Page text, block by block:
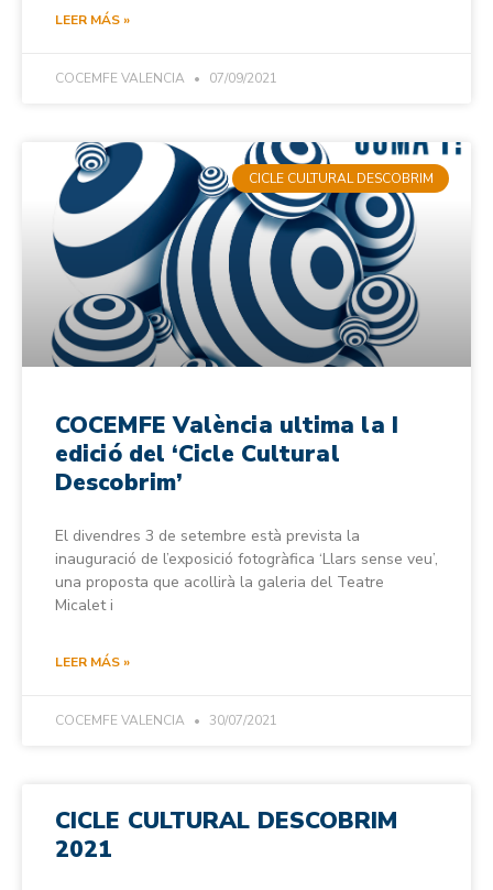
LEER MÁS »
COCEMFE VALENCIA 07/09/2021
CICLE CULTURAL DESCOBRIM
COCEMFE València ultima la I
edició del ‘Cicle Cultural
Descobrim’
El divendres 3 de setembre està prevista la
inauguració de l’exposició fotogràfica ‘Llars sense veu’,
una proposta que acollirà la galeria del Teatre
Micalet i
LEER MÁS »
COCEMFE VALENCIA 30/07/2021
CICLE CULTURAL DESCOBRIM
2021